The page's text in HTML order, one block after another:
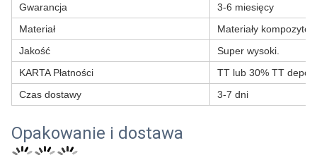
Gwarancja
3-6 miesięcy
Materiał
Materiały
Jakość
Super wysoki.
KARTA Płatności
TT lub 30% TT
Czas dostawy
3-7 dni
Opakowanie i dostawa